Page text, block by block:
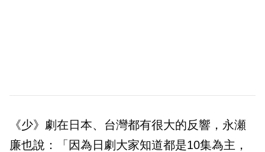
《少》劇在日本、台灣都有很大的反響，永瀬
廉也說：「因為日劇大家知道都是10集為主，